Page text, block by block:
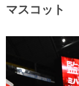
マスコット